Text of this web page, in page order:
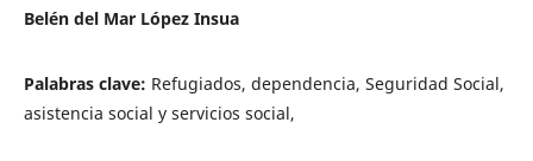
Belén del Mar López Insua
Palabras clave: Refugiados, dependencia, Seguridad Social,
asistencia social y servicios social,